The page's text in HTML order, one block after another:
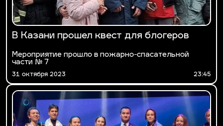
В Казани прошел квест для блогеров
Мероприятие прошло в пожарно-спасательной
части № 7
31 октября 2023 23:45